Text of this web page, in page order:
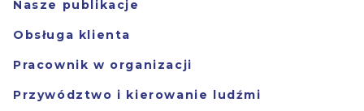
Nasze publikacje
Obsługa klienta
Pracownik w organizacji
Przywództwo i kierowanie ludźmi